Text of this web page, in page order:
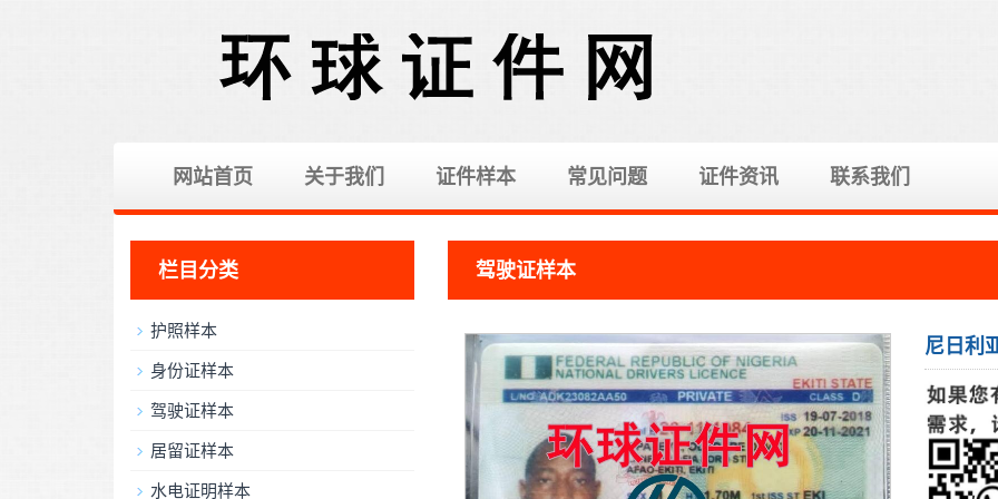
网站首页 关于我们 证件样本 常见问题 证件资讯 联系我们
驾驶证样本
尼日利
栏目分类
护照样本
身份证样本
驾驶证样本
居留证样本
水电证明样本